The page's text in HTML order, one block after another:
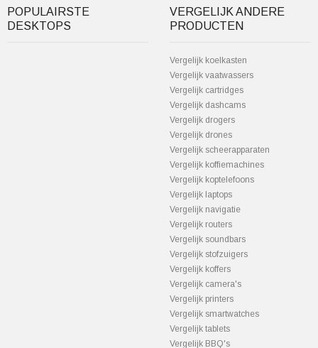
POPULAIRSTE
DESKTOPS
VERGELIJK ANDERE
PRODUCTEN
Vergelijk koelkasten
Vergelijk vaatwassers
Vergelijk cartridges
Vergelijk dashcams
Vergelijk drogers
Vergelijk drones
Vergelijk scheerapparaten
Vergelijk koffiemachines
Vergelijk koptelefoons
Vergelijk laptops
Vergelijk navigatie
Vergelijk routers
Vergelijk soundbars
Vergelijk stofzuigers
Vergelijk koffers
Vergelijk camera's
Vergelijk printers
Vergelijk smartwatches
Vergelijk tablets
Vergelijk BBQ's